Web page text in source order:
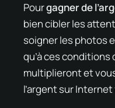
Pourgagner de
bien cibler les
soigner les photos
qu’à ces
multiplieront et
l’argent sur